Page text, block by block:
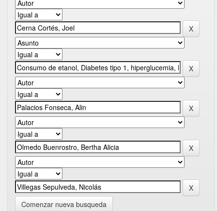
Comenzar nueva busqueda